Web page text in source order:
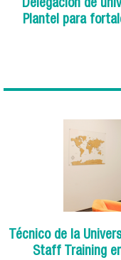
Delegación de
Plantel para
Técnico de la
Staff Training